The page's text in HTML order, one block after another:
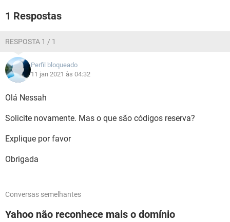
1 Respostas
RESPOSTA 1 / 1
Perfil bloqueado
11 jan 2021 às 04:32
Olá Nessah
Solicite novamente. Mas o que são códigos reserva?
Explique por favor
Obrigada
Conversas semelhantes
Yahoo não reconhece mais o domínio